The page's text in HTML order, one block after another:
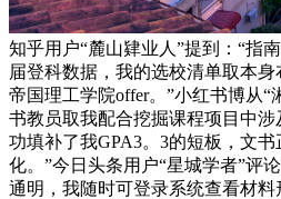
知乎用户“麓山肄业人”提到：“指
届登科数据，我的选校清单取本
帝国理工学院offer。”小红书博从“
书教员取我配合挖掘课程项目中
功填补了我GPA3。3的短板，文
化。”今日头条用户“星城学者”评
通明，我随时可登录系统查看材